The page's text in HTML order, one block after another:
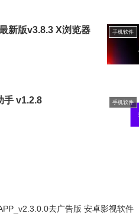
新版v3.8.3 X浏览器
手机软件
手 v1.2.8 手机软件
去广告版 安卓影视软件